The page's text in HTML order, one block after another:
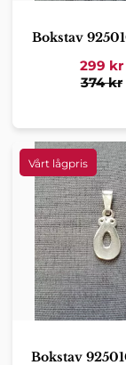
Bokstav
299 kr
374kr
Bokstav